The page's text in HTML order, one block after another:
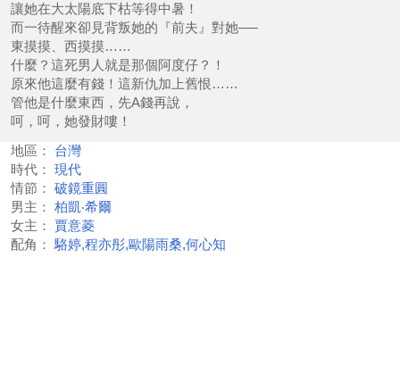
讓她在大太陽底下枯等得中暑！
而一待醒來卻見背叛她的『前夫』對她──
東摸摸、西摸摸……
什麼？這死男人就是那個阿度仔？！
原來他這麼有錢！這新仇加上舊恨……
管他是什麼東西，先A錢再說，
呵，呵，她發財嘍！
地區：
台灣
時代：
現代
情節：
破鏡重圓
男主：
柏凱‧希爾
女主：
賈意菱
配角：
駱婷,程亦彤,歐陽雨桑,何心知